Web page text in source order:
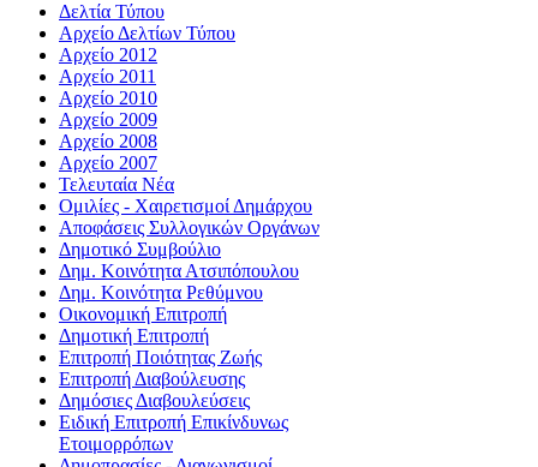
Δελτία Τύπου
Αρχείο Δελτίων Τύπου
Αρχείο 2012
Αρχείο 2011
Αρχείο 2010
Αρχείο 2009
Αρχείο 2008
Αρχείο 2007
Τελευταία Νέα
Ομιλίες - Χαιρετισμοί Δημάρχου
Αποφάσεις Συλλογικών Οργάνων
Δημοτικό Συμβούλιο
Δημ. Κοινότητα Ατσιπόπουλου
Δημ. Κοινότητα Ρεθύμνου
Οικονομική Επιτροπή
Δημοτική Επιτροπή
Επιτροπή Ποιότητας Ζωής
Επιτροπή Διαβούλευσης
Δημόσιες Διαβουλεύσεις
Ειδική Επιτροπή Επικίνδυνως
Ετοιμορρόπων